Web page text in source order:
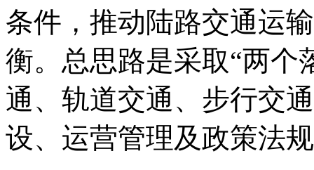
条件，推动陆路交通运
衡。总思路是采取“两个
通、轨道交通、步行交
设、运营管理及政策法